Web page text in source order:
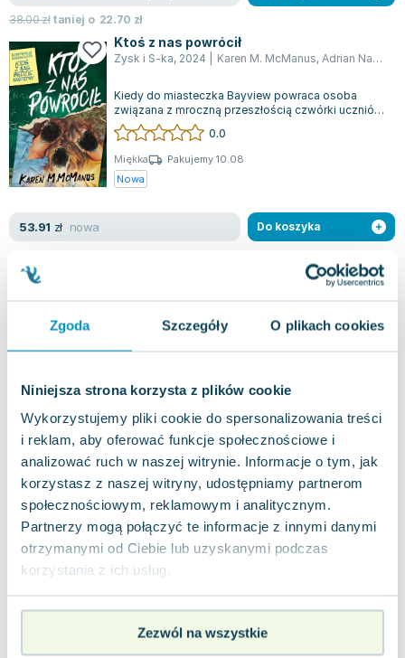
Zgoda Szczegóły O plikach cookies
Niniejsza strona korzysta z plików cookie
Wykorzystujemy pliki cookie do spersonalizowania treści
i reklam, aby oferować funkcje społecznościowe i
analizować ruch w naszej witrynie. Informacje o tym, jak
korzystasz z naszej witryny, udostępniamy partnerom
społecznościowym, reklamowym i analitycznym.
Partnerzy mogą połączyć te informacje z innymi danymi
otrzymanymi od Ciebie lub uzyskanymi podczas
korzystania z ich usług.
Zezwól na wszystkie
38.00złtaniej o 22.70 zł
Ktoś z nas powrócił
Zysk i S-ka, 2024 Karen M. McManus, Adrian Napieralski
Kiedy do miasteczka Bayview powraca osoba
związana z mroczną przeszłością czwórki uczniów,
koszmar zaczyna się na nowo. Od momentu...
0.0
Miękka
Pakujemy 10.08
Nowa
53.91 zł nowa Do koszyka
A NEW YORK TIMES BESTSELLER! Immerse
Twarda
Pakujemy 10.08
Używana
64.08zł dobry
71.46złtaniej o7.38zł
Do koszyka
The Cousins
Penguin Books, 2020| Karen M. McManus
The Story family, admired by their neighbors for
their wealth and stunning estate on the East Coast
island, seems to have it all....
Miękka
Pakujemy 11.08